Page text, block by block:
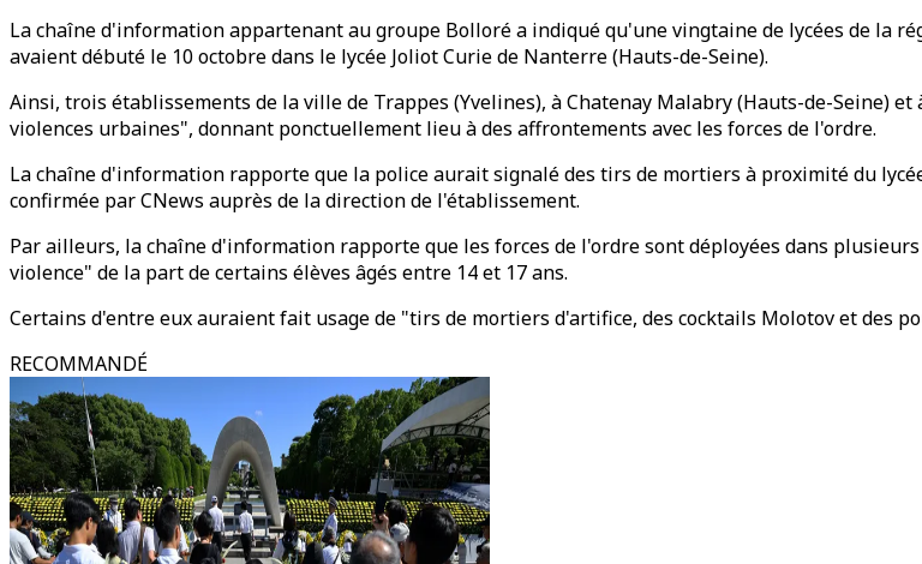
La chaîne d'information appartenant au groupe Bolloré a indiqué qu'une vingtaine de lycées de la
avaient débuté le 10 octobre dans le lycée Joliot Curie de Nanterre (Hauts-de-Seine).
Ainsi, trois établissements de la ville de Trappes (Yvelines), à Chatenay Malabry (Hauts-de-Seine)
violences urbaines", donnant ponctuellement lieu à des affrontements avec les forces de l'ordre.
La chaîne d'information rapporte que la police aurait signalé des tirs de mortiers à proximité du
confirmée par CNews auprès de la direction de l'établissement.
Par ailleurs, la chaîne d'information rapporte que les forces de l'ordre sont déployées dans
violence" de la part de certains élèves âgés entre 14 et 17 ans.
Certains d'entre eux auraient fait usage de "tirs de mortiers d'artifice, des cocktails Molotov et des
RECOMMANDÉ